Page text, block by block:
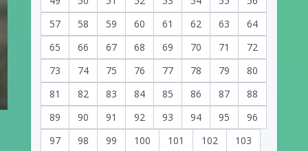
57
58 59 60 61 62 63
64
65
66 67 68 69 70 71
72
73
74 75 76 77 78 79
80
81
82 83 84 85 86 87
88
89
90 91 92 93 94 95
96
97
98 99 100 101 102
103